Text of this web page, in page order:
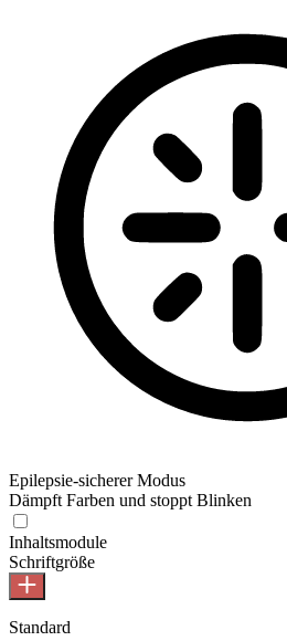
Epilepsie-sicherer Modus
Dämpft Farben und stoppt Blinken
Inhaltsmodule
Schriftgröße
Standard